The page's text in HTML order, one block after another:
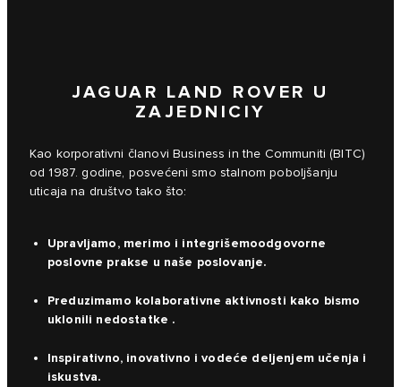
JAGUAR LAND ROVER U
ZAJEDNICIY
Kao korporativni članovi Business in the Communiti (BITC)
od 1987. godine, posvećeni smo stalnom poboljšanju
uticaja na društvo tako što:
Upravljamo, merimo i integrišemoodgovorne
poslovne prakse u naše poslovanje.
Preduzimamo kolaborativne aktivnosti kako bismo
uklonili nedostatke .
Inspirativno, inovativno i vodeće deljenjem učenja i
iskustva.